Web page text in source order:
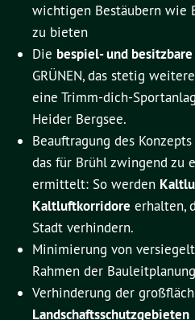
wichtigen Bestäubern wie
zu bieten
Die bespiel- und
GRÜNEN, das stetig
eine Trimm-dich-
Heider Bergsee.
Beauftragung des
das für Brühl zwingend zu
ermittelt: So werden
Kaltluftkorridore erhal­ten,
Stadt verhindern.
Minimierung von
Rahmen der
Verhinderung der
Landschaftsschutzgebieten